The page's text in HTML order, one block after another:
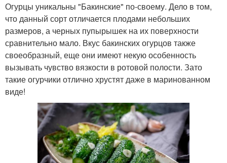
Огурцы уникальны "Бакинские" по-своему. Дело в том,
что данный сорт отличается плодами небольших
размеров, а черных пупырышек на их поверхности
сравнительно мало. Вкус бакинских огурцов также
своеобразный, еще они имеют некую особенность
вызывать чувство вязкости в ротовой полости. Зато
такие огурчики отлично хрустят даже в маринованном
виде!